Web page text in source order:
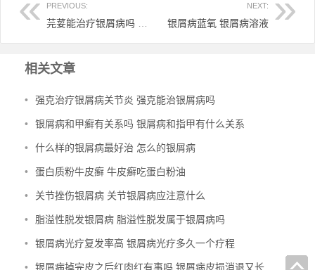
PREVIOUS: NEXT:
银屑病蓝氧 银屑病溶液
相关文章
• 强克治疗银屑病关节炎 强克能治银屑病吗
• 银屑病和甲癣有关系吗 银屑病和指甲有什么关系
• 什么样的银屑病最好治 怎么的银屑病
• 蛋白质粉牛皮癣 牛皮癣吃蛋白粉油
• 关节挫伤银屑病 关节银屑病应注意什么
• 脂溢性脱发银屑病 脂溢性脱发属于银屑病吗
• 银屑病光疗复发率高 银屑病光疗多久一个疗程
• 银屑病掉完皮之后红肉红有事吗 银屑病皮损消退又长小红点